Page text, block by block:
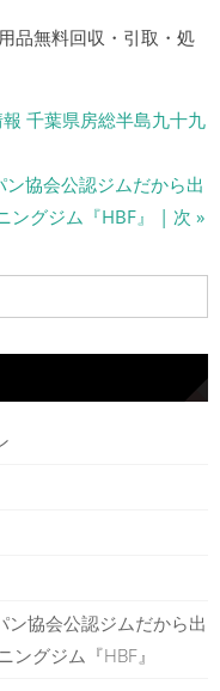
品無料回収・引取・処
千葉県房総半島九十九
協会公認ジムだから出
ングジム『HBF』 | 次 »
協会公認ジムだから出
グジム『HBF』